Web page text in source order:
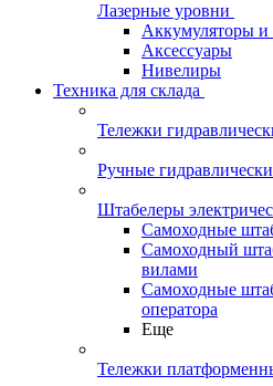
Лазерные уровни
Аккумуляторы и
Аксессуары
Нивелиры
Техника для склада
Тележки
Ручные
Штабелеры
Самоходные
Самоходный
вилами
Самоходные
оператора
Еще
Тележки